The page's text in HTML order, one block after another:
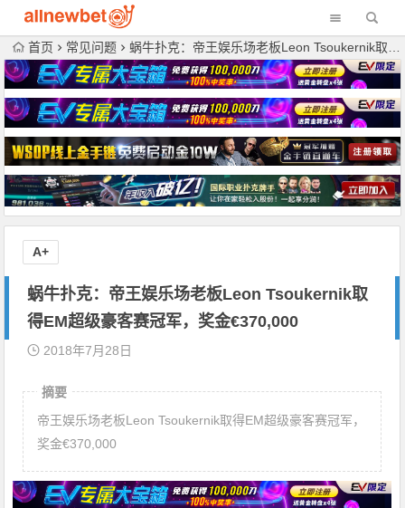
首页 常见问题 蜗牛扑克：帝王娱乐场老板Leon Tsoukernik取得EM超级豪客赛冠军，奖金€370,000
蜗牛扑克：帝王娱乐场老板Leon Tsoukernik取
得EM超级豪客赛冠军，奖金€370,000
2018年7月28日
摘要
帝王娱乐场老板Leon Tsoukernik取得EM超级豪客赛冠军，
奖金€370,000
A+